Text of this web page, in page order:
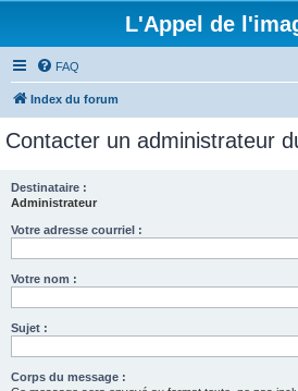
L'Appel de
FAQ
Index du forum
Contacter un administrateur
Destinataire :
Administrateur
Votre adresse courriel :
Votre nom :
Sujet :
Corps du message :